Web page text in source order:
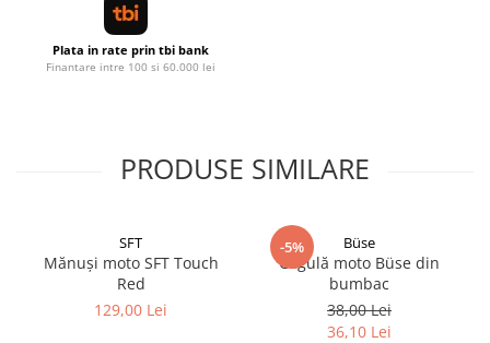
Plata in rate prin tbi bank
Finantare intre 100 si 60.000 lei
PRODUSE SIMILARE
SFT
Mănuși moto SFT Touch
Red
129,00 Lei
-5% Büse
Cagulă moto Büse din
bumbac
38,00 Lei
36,10 Lei